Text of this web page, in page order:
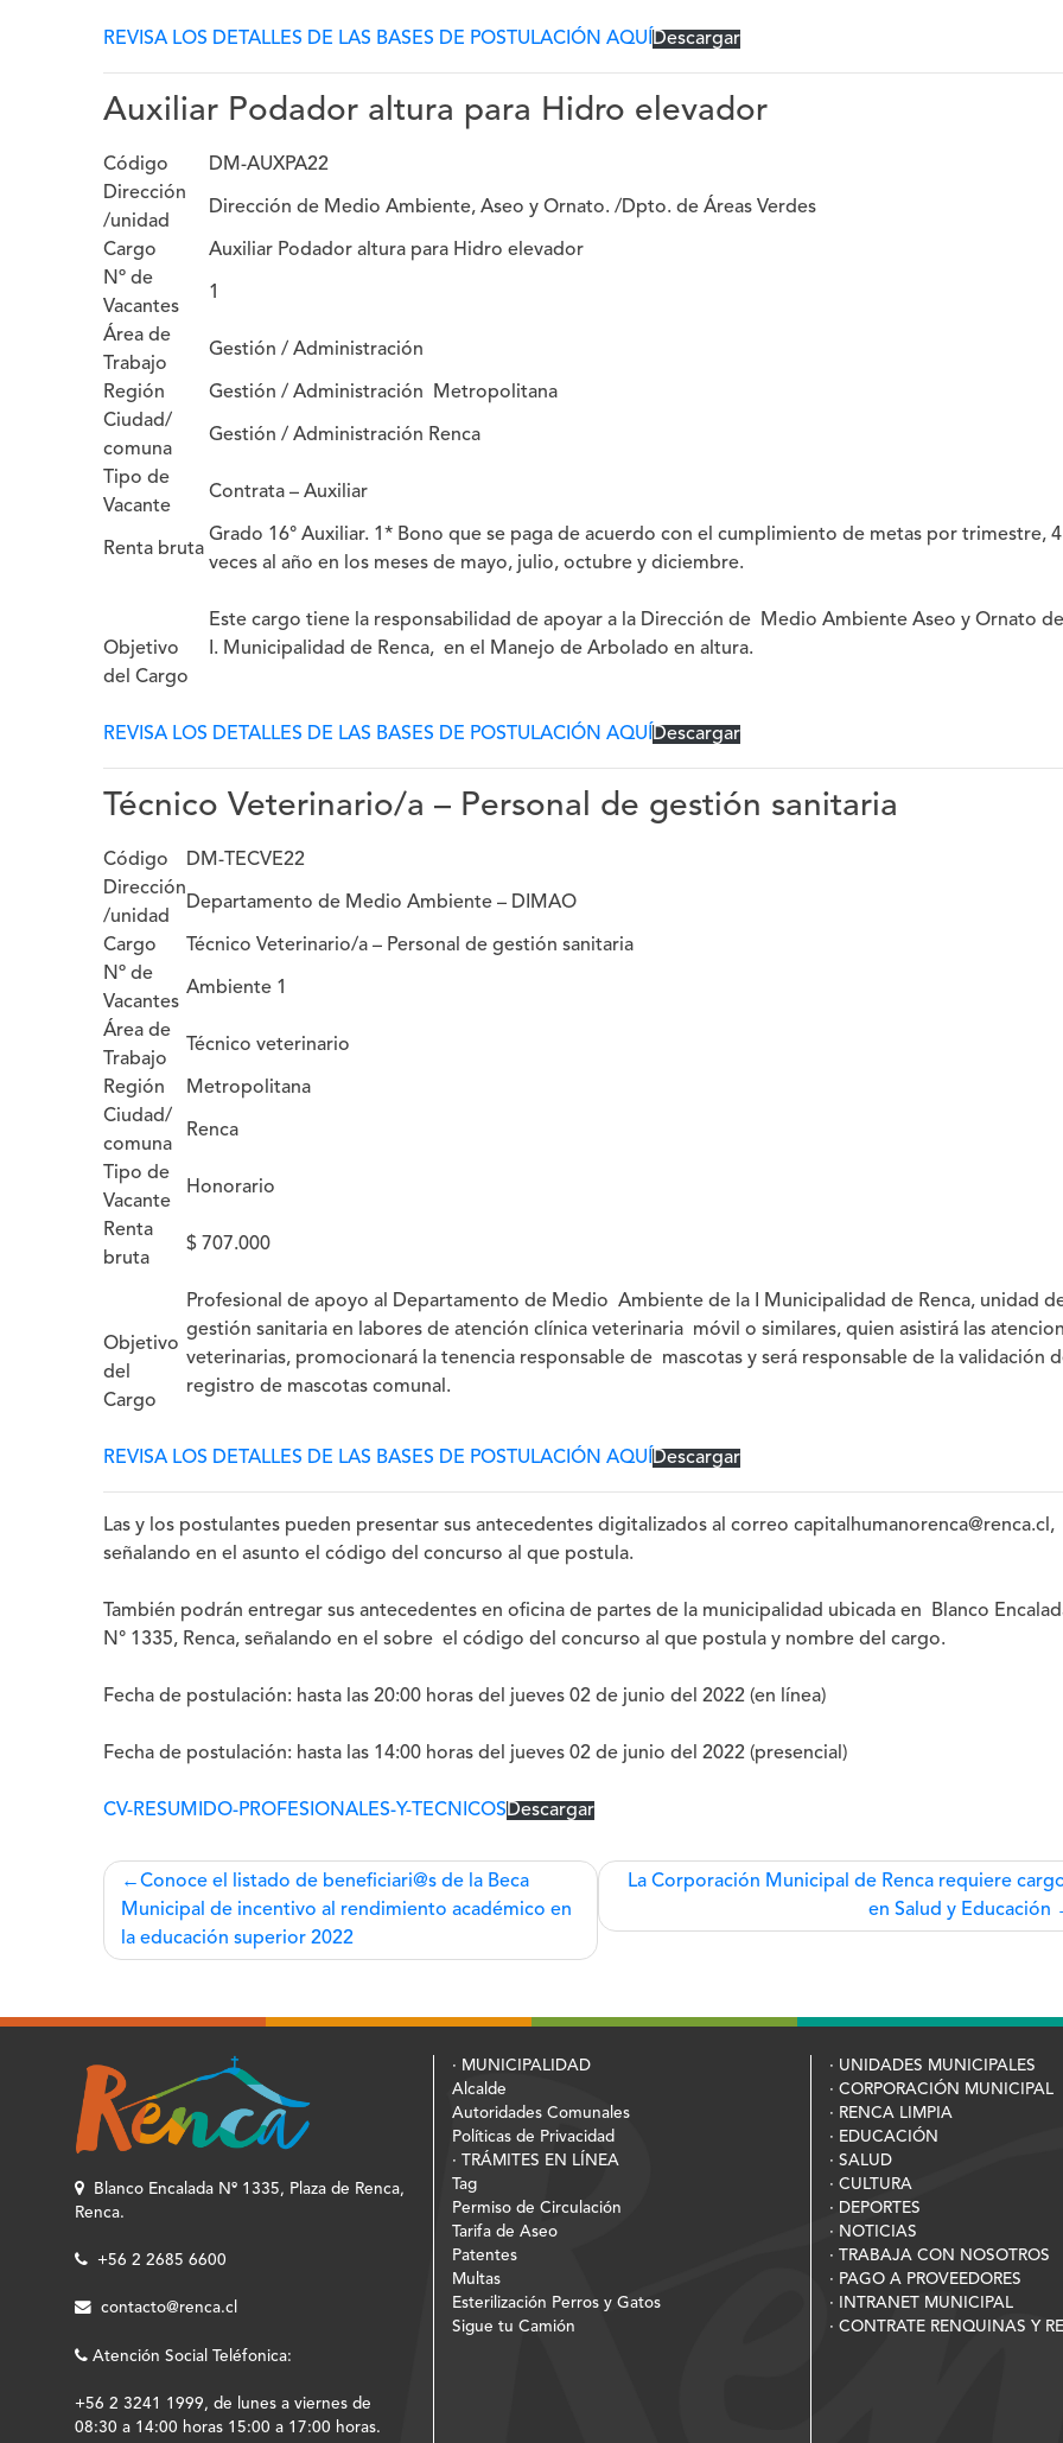
REVISA LOS DETALLES DE LAS BASES DE POSTULACIÓN AQUÍDescargar
Auxiliar Podador altura para Hidro elevador
Código
DM-AUXPA22
Dirección
/unidad
Dirección de Medio Ambiente, Aseo y Ornato. /Dpto. de Áreas Verdes
Cargo
Auxiliar Podador altura para Hidro elevador
Nº de
Vacantes
1
Área de
Trabajo
Gestión / Administración
Región
Gestión / Administración Metropolitana
Ciudad/
comuna
Gestión / Administración Renca
Tipo de
Vacante
Contrata – Auxiliar
Renta bruta
Grado 16° Auxiliar. 1* Bono que se paga de acuerdo con el cumplimiento de metas por trimestre, 4
veces al año en los meses de mayo, julio, octubre y diciembre.
Objetivo
del Cargo
Este cargo tiene la responsabilidad de apoyar a la Dirección de Medio Ambiente Aseo y Ornato
I. Municipalidad de Renca, en el Manejo de Arbolado en altura.
REVISA LOS DETALLES DE LAS BASES DE POSTULACIÓN AQUÍDescargar
Técnico Veterinario/a – Personal de gestión sanitaria
Código
DM-TECVE22
Dirección
/unidad
Departamento de Medio Ambiente – DIMAO
Cargo
Técnico Veterinario/a – Personal de gestión sanitaria
Nº de
Vacantes
Ambiente 1
Área de
Trabajo
Técnico veterinario
Región
Metropolitana
Ciudad/
comuna
Renca
Tipo de
Vacante
Honorario
Renta
bruta
$ 707.000
Objetivo
del
Cargo
Profesional de apoyo al Departamento de Medio Ambiente de la I Municipalidad de Renca, unidad
gestión sanitaria en labores de atención clínica veterinaria móvil o similares, quien asistirá las
veterinarias, promocionará la tenencia responsable de mascotas y será responsable de la validación
registro de mascotas comunal.
REVISA LOS DETALLES DE LAS BASES DE POSTULACIÓN AQUÍDescargar
Las y los postulantes pueden presentar sus antecedentes digitalizados al correo capitalhumanorenca@renca.cl,
señalando en el asunto el código del concurso al que postula.
También podrán entregar sus antecedentes en oficina de partes de la municipalidad ubicada en Blanco
N° 1335, Renca, señalando en el sobre el código del concurso al que postula y nombre del cargo.
Fecha de postulación: hasta las 20:00 horas del jueves 02 de junio del 2022 (en línea)
Fecha de postulación: hasta las 14:00 horas del jueves 02 de junio del 2022 (presencial)
CV-RESUMIDO-PROFESIONALES-Y-TECNICOSDescargar
Navegación
de
entradas
Conoce el listado de beneficiari@s de la Beca
Municipal de incentivo al rendimiento académico en
la educación superior 2022
La Corporación Municipal de Renca requiere
en Salud y Educación
Blanco Encalada Nº 1335, Plaza de Renca,
Renca.
+56 2 2685 6600
contacto@renca.cl
Atención Social Teléfonica:
+56 2 3241 1999, de lunes a viernes de
08:30 a 14:00 horas 15:00 a 17:00 horas.
· MUNICIPALIDAD
Alcalde
Autoridades Comunales
Políticas de Privacidad
· TRÁMITES EN LÍNEA
Tag
Permiso de Circulación
Tarifa de Aseo
Patentes
Multas
Esterilización Perros y Gatos
Sigue tu Camión
· UNIDADES MUNICIPALES
· CORPORACIÓN MUNICIPAL
· RENCA LIMPIA
· EDUCACIÓN
· SALUD
· CULTURA
· DEPORTES
· NOTICIAS
· TRABAJA CON NOSOTROS
· PAGO A PROVEEDORES
· INTRANET MUNICIPAL
· CONTRATE RENQUINAS Y